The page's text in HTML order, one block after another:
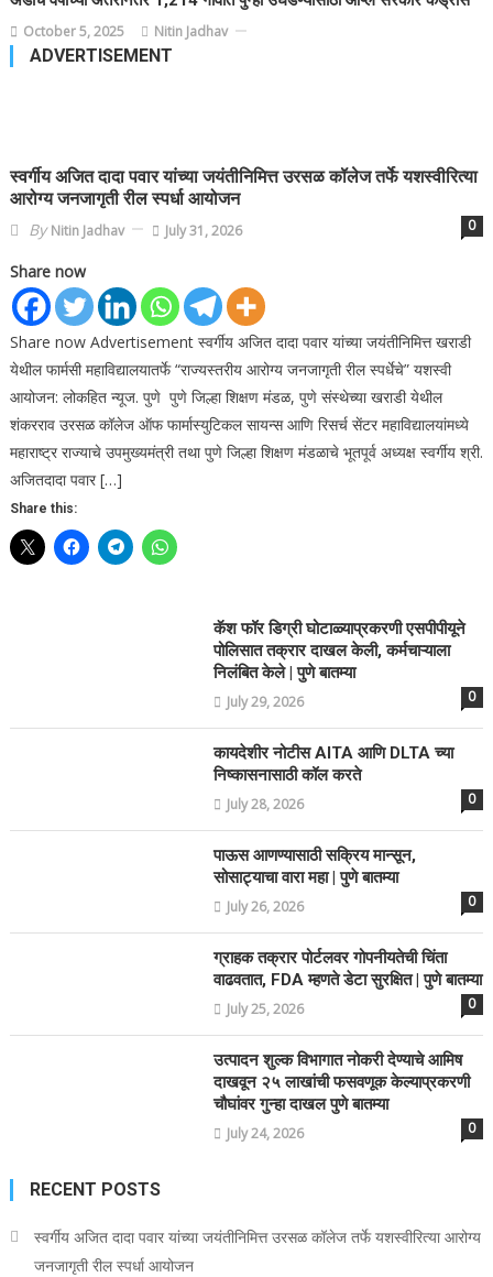
October 5, 2025 Nitin Jadhav
ADVERTISEMENT
स्वर्गीय अजित दादा पवार यांच्या जयंतीनिमित्त उरसळ कॉलेज तर्फे यशस्वीरित्या
आरोग्य जनजागृती रील स्पर्धा आयोजन
ByNitin Jadhav July 31, 2026 0
Share now
Share now Advertisement स्वर्गीय अजित दादा पवार यांच्या जयंतीनिमित्त खराडी
येथील फार्मसी महाविद्यालयातर्फे “राज्यस्तरीय आरोग्य जनजागृती रील स्पर्धेचे” यशस्वी
आयोजन: लोकहित न्यूज. पुणे पुणे जिल्हा शिक्षण मंडळ, पुणे संस्थेच्या खराडी येथील
शंकरराव उरसळ कॉलेज ऑफ फार्मास्युटिकल सायन्स आणि रिसर्च सेंटर महाविद्यालयांमध्ये
महाराष्ट्र राज्याचे उपमुख्यमंत्री तथा पुणे जिल्हा शिक्षण मंडळाचे भूतपूर्व अध्यक्ष स्वर्गीय श्री.
अजितदादा पवार […]
Share this:
कॅश फॉर डिग्री घोटाळ्याप्रकरणी एसपीपीयूने
पोलिसात तक्रार दाखल केली, कर्मचाऱ्याला
निलंबित केले | पुणे बातम्या
July 29, 2026 0
कायदेशीर नोटीस AITA आणि DLTA च्या
निष्कासनासाठी कॉल करते
July 28, 2026 0
पाऊस आणण्यासाठी सक्रिय मान्सून,
सोसाट्याचा वारा महा | पुणे बातम्या
July 26, 2026 0
ग्राहक तक्रार पोर्टलवर गोपनीयतेची चिंता
वाढवतात, FDA म्हणते डेटा सुरक्षित | पुणे बातम्या
July 25, 2026 0
उत्पादन शुल्क विभागात नोकरी देण्याचे आमिष
दाखवून २५ लाखांची फसवणूक केल्याप्रकरणी
चौघांवर गुन्हा दाखल पुणे बातम्या
July 24, 2026 0
RECENT POSTS
स्वर्गीय अजित दादा पवार यांच्या जयंतीनिमित्त उरसळ कॉलेज तर्फे यशस्वीरित्या आरोग्य
जनजागृती रील स्पर्धा आयोजन